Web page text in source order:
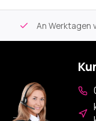
An Werktagen